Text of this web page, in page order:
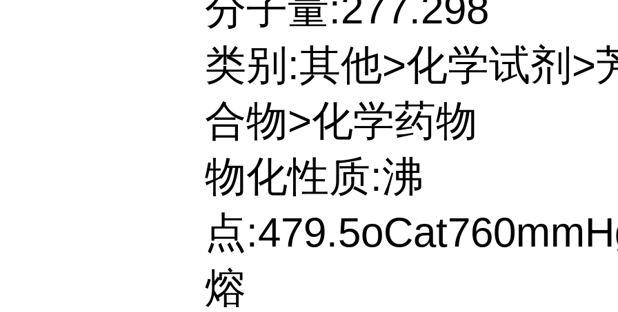
分子量:277.298
类别:其他>化学试剂>
合物>化学药物
物化性质:沸
点
熔